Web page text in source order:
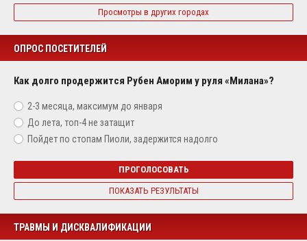
Просмотры в других городах
ОПРОС ПОСЕТИТЕЛЕЙ
Как долго продержится Рубен Аморим у руля «Милана»?
2-3 месяца, максимум до января
До лета, топ-4 не затащит
Пойдет по стопам Пиоли, задержится надолго
ПРОГОЛОСОВАТЬ
ПОКАЗАТЬ РЕЗУЛЬТАТЫ
ТРАВМЫ И ДИСКВАЛИФИКАЦИИ